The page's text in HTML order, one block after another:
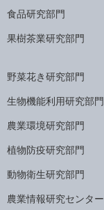
食品研究部門
果樹茶業研究部門
野菜花き研究部門
生物機能利用研究部門
農業環境研究部門
植物防疫研究部門
動物衛生研究部門
農業情報研究センター